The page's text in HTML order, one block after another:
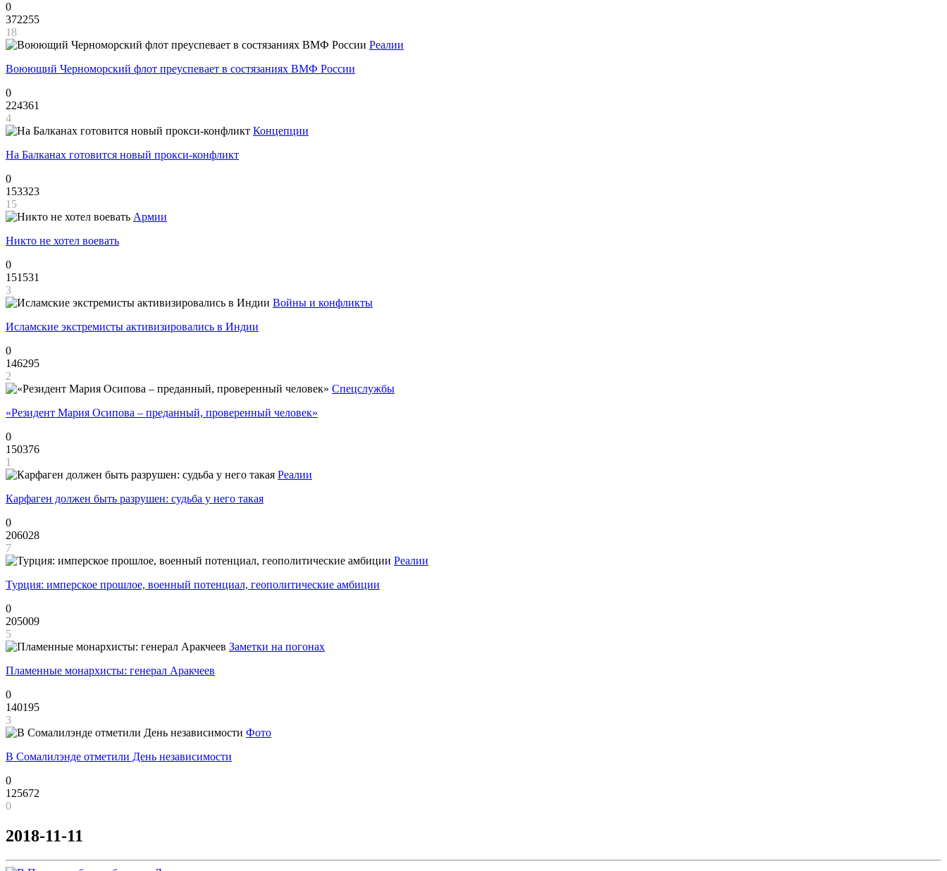
0
372255
18
Реалии
Воюющий Черноморский флот преуспевает в состязаниях ВМФ России
0
224361
4
Концепции
На Балканах готовится новый прокси-конфликт
0
153323
15
Армии
Никто не хотел воевать
0
151531
3
Войны и конфликты
Исламские экстремисты активизировались в Индии
0
146295
2
Спецслужбы
«Резидент Мария Осипова – преданный, проверенный человек»
0
150376
1
Реалии
Карфаген должен быть разрушен: судьба у него такая
0
206028
7
Реалии
Турция: имперское прошлое, военный потенциал, геополитические амбиции
0
205009
5
Заметки на погонах
Пламенные монархисты: генерал Аракчеев
0
140195
3
Фото
В Сомалилэнде отметили День независимости
0
125672
0
2018-11-11